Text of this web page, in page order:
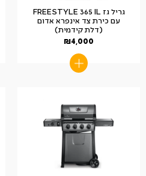
גריל גז FREESTYLE 365 IL
עם כירת צד אינפרא אדום
(דלת קידמית)
₪4,000